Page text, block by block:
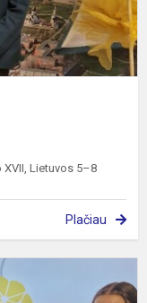
Lietuvos 5–8
Plačiau